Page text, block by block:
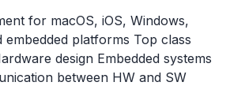
for macOS, iOS, Windows,
embedded platforms Top class
design Embedded systems
between HW and SW